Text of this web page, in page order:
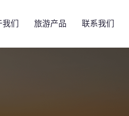
我们 旅游产品 联系我们